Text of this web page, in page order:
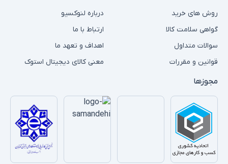
روش های خرید
گواهی سلامت کالا
سوالات متداول
قوانین و مقررات
درباره لنوکسیو
ارتباط با ما
اهداف و تعهد ما
معنی کالای دیجیتال استوک
مجوزها